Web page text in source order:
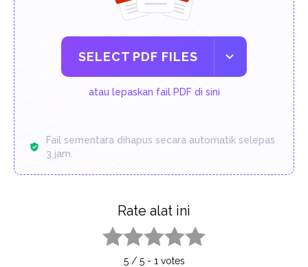
SELECT PDF FILES
atau lepaskan fail PDF di sini
Fail sementara dihapus secara automatik selepas
3 jam.
Rate alat ini
5/ 5- 1 votes